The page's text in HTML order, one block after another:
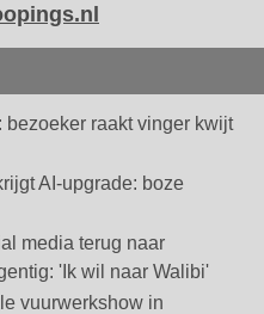
raakt vinger kwijt
AI-upgrade: boze
media terug naar
'Ik wil naar Walibi'
vuurwerkshow in